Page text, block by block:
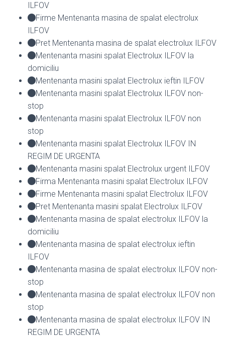
ILFOV
Firme Mentenanta masina de spalat electrolux
ILFOV
Pret Mentenanta masina de spalat electrolux ILFOV
Mentenanta masini spalat Electrolux ILFOV la
domiciliu
Mentenanta masini spalat Electrolux ieftin ILFOV
Mentenanta masini spalat Electrolux ILFOV non-
stop
Mentenanta masini spalat Electrolux ILFOV non
stop
Mentenanta masini spalat Electrolux ILFOV IN
REGIM DE URGENTA
Mentenanta masini spalat Electrolux urgent ILFOV
Firma Mentenanta masini spalat Electrolux ILFOV
Firme Mentenanta masini spalat Electrolux ILFOV
Pret Mentenanta masini spalat Electrolux ILFOV
Mentenanta masina de spalat electrolux ILFOV la
domiciliu
Mentenanta masina de spalat electrolux ieftin
ILFOV
Mentenanta masina de spalat electrolux ILFOV non-
stop
Mentenanta masina de spalat electrolux ILFOV non
stop
Mentenanta masina de spalat electrolux ILFOV IN
REGIM DE URGENTA